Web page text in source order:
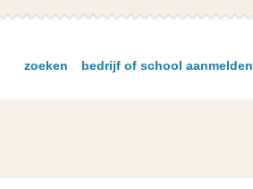
zoeken bedrijf of school aanmelden